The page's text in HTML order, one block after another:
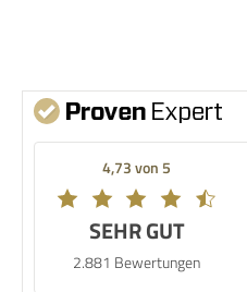
4,73 von 5
SEHR GUT
2.881 Bewertungen